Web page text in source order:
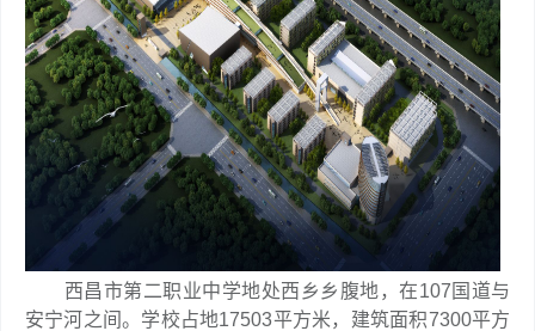
西昌市第二职业中学地处西乡乡腹地，在107国道与
安宁河之间。学校占地17503平方米，建筑面积7300平方